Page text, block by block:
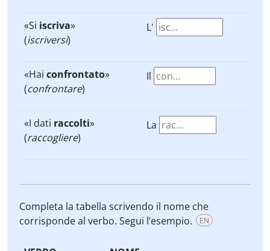
«Si iscriva»
(iscriversi)
L'
«Hai confrontato»
(confrontare)
Il
«I dati raccolti»
(raccogliere)
La
Completa la tabella scrivendo il nome che
corrisponde al verbo. Segui l’esempio.
EN